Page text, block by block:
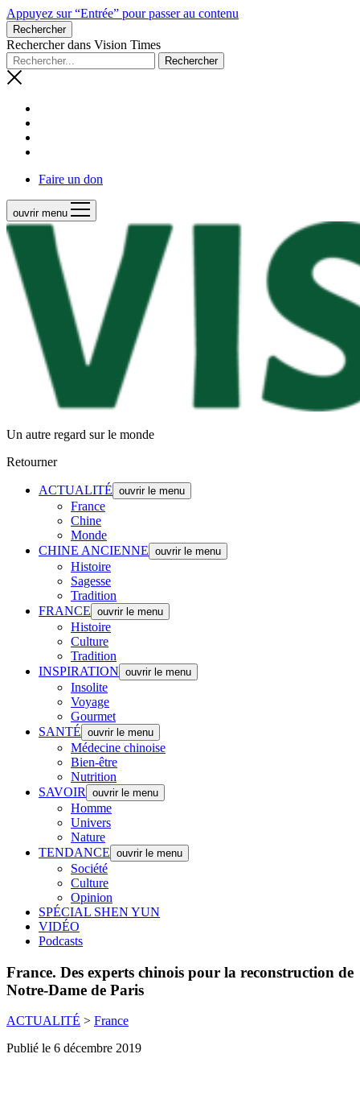
Appuyez sur “Entrée” pour passer au contenu
Rechercher
Rechercher dans Vision Times
Faire un don
ouvrir menu
Un autre regard sur le monde
Retourner
ACTUALITÉ ouvrir le menu
France
Chine
Monde
CHINE ANCIENNE ouvrir le menu
Histoire
Sagesse
Tradition
FRANCE ouvrir le menu
Histoire
Culture
Tradition
INSPIRATION ouvrir le menu
Insolite
Voyage
Gourmet
SANTÉ ouvrir le menu
Médecine chinoise
Bien-être
Nutrition
SAVOIR
ouvrir le menu
Homme
Univers
Nature
TENDANCE ouvrir le menu
Société
Culture
Opinion
SPÉCIAL SHEN YUN
VIDÉO
Podcasts
France. Des experts chinois pour la reconstruction de
Notre-Dame de Paris
ACTUALITÉ > France
Publié le 6 décembre 2019